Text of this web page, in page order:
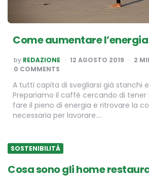
Come aumentare
POSTED
BY
by REDAZIONE 12 AGOSTO 2019 2
0 COMMENTS
A tutti capita di svegliarsi già stanchi
Prepariamo il caffè cercando di tener
fare il pieno di energia e ritrovare la
necessaria per lavorare….
SOSTENIBILITÀ
Cosa sono gli home